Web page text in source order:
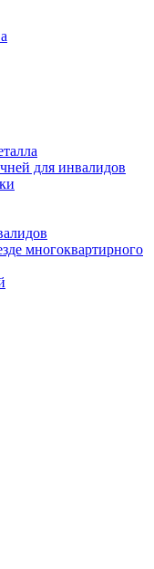
для инвалидов
многоквартирного